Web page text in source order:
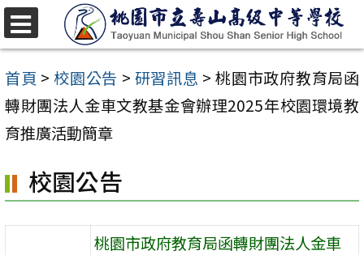
跳
至
主
要
內
區
首頁 > 校園公告 > 研習訊息 > 桃園市政府教育局函
轉財團法人金車文教基金會辦理2025年校園環境教
育推廣活動簡章
校園公告
桃園市政府教育局函轉財團法人金車
選
單